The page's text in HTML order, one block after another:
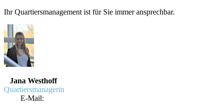
Ihr Quartiersmanagement ist für Sie immer ansprechbar.
Jana Westhoff
Quartiersmanagerin
E-Mail: